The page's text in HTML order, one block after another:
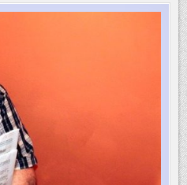
VON
KI-